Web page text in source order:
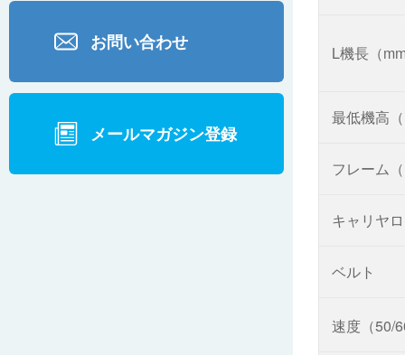
お問い合わせ
メールマガジン登録
L機長（
最低機高
フレーム
キャリヤ
ベルト
速度（50/